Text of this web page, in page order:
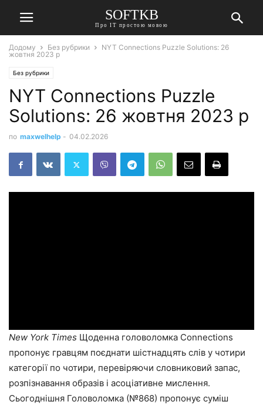
SOFTKB
Про ІТ простою мовою
Додому Без рубрики
NYT Connections Puzzle Solutions: 26
жовтня 2023 р
Без рубрики
NYT Connections Puzzle
Solutions: 26 жовтня 2023 р
по maxwelhelp - 04.02.2026
New York Times Щоденна головоломка Connections
пропонує гравцям поєднати шістнадцять слів у чотири
категорії по чотири, перевіряючи словниковий запас,
розпізнавання образів і асоціативне мислення.
Сьогоднішня Головоломка (№868) пропонує суміш